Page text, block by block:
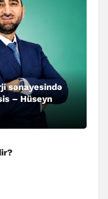
sənayesində
– Hüseyn